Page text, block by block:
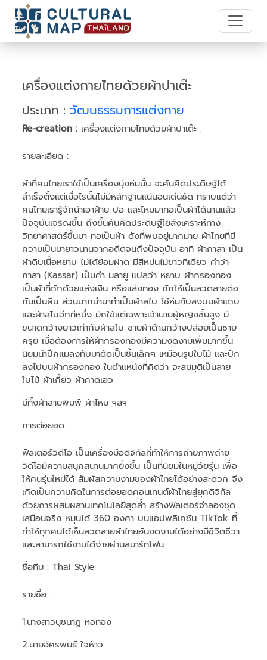
เครื่องแต่งกายไทยด้วยผ้าปาเต๊ะ
ประเภท : วัฒนธรรมการแต่งกาย
Re-creation : เครื่องแต่งกายไทยด้วยผ้าปาเต๊ะ .
รายละเอียด :
ผ้าที่คนไทยเราใช้เป็นเครื่องนุ่งห่มนั้น จะค้นคิดประดิษฐ์ได้
สำเร็จตั้งแต่เมื่อไรนั้นไม่มีหลักฐานแน่นอนเด่นชัด ทราบแต่ว่า
คนไทยเรารู้จักนำเอาฝ้าย ปอ และไหมมาทอเป็นผ้าได้นานแล้ว
ปัจจุบันเจริญขึ้น ถึงขั้นค้นคิดประดิษฐ์ใยสังเคราะห์ทาง
วิทยาศาสตร์ขึ้นมา ทอเป็นผ้า ดังที่พบอยู่มากมาย ผ้าไทยที่มี
ความเป็นมายาวนานจากอดีตจนถึงปัจจุบัน อาทิ ผ้ากาสา เป็น
ผ้าดิบเนื้อหยาบ ไม่ได้ย้อมฝาด มีสีหม่นไม่ขาวทีเดียว คำว่า
กาสา (Kassar) เป็นคำ มลายู แปลว่า หยาบ ผ้ากรองทอง
เป็นผ้าที่ถักด้วยแล่งเงิน หรือแล่งทอง ถักให้เป็นลวดลายต่อ
กันเป็นผืน ส่วนมากนำมาทำเป็นผ้าสไบ ใช้ห่มทับลงบนผ้าแถบ
และผ้าสไบอีกทีหนึ่ง มักใช้แต่เฉพาะเจ้านายผู้หญิงชั้นสูง มี
ขนาดกว้างยาวเท่ากับผ้าสใบ ชายผ้าด้านกว้างปล่อยเป็นชาย
ครุย เมื่อต้องการให้ผ้ากรองทองมีความงดงามเพิ่มมากขึ้น
นิยมนำปีกแมลงทับมาตัดเป็นชิ้นเล็กๆ เหมือนรูปใบไม้ และปัก
ลงไปบนผ้ากรองทอง ในตำแหน่งที่คิดว่า จะสมมุติเป็นลาย
ใบไม้ ผ้าเกี้ยว ผ้าคาดเอว
มีทั้งผ้าลายพิมพ์ ผ้าไหม ฯลฯ
การต่อยอด :
ฟิลเตอร์วิดีโอ เป็นเครื่องมือดิจิทัลที่ทำให้การถ่ายภาพถ่าย
วิดีโอมีความสนุกสนานมากยิ่งขึ้น เป็นที่นิยมในหมู่วัยรุ่น เพื่อ
ให้คนรุ่นใหม่ได้ สัมผัสความงามของผ้าไทยได้อย่างสะดวก จึง
เกิดเป็นความคิดในการต่อยอดคอนเทนต์ผ้าไทยสู่ยุคดิจิทัล
ด้วยการผสมผสานเทคโนโลยีสุดล้ำ สร้างฟิลเตอร์จำลองชุด
เสมือนจริง หมุนได้ 360 องศา บนแอปพลิเคชัน TikTok ที่
ทำให้ทุกคนได้เห็นลวดลายผ้าไทยอันงดงามได้อย่างมีชีวิตชีวา
และสามารถใช้งานได้ง่ายผ่านสมาร์ทโฟน
ชื่อทีม : Thai Style
รายชื่อ :
1.นางสาวนุชนาฎ หอทอง
2.นายอัครพนธ์ ใจห้าว